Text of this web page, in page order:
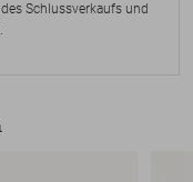
Schlussverkaufs und